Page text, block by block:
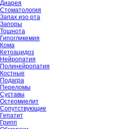
Диарея
Стоматология
Запах изо рта
Запоры
Тошнота
Гипогликемия
Кома
Кетоацидоз
Нейропатия
Полинейропатия
Костные
Подагра
Переломы
Суставы
Остеомиелит
Сопутствующие
Гепатит
Грипп